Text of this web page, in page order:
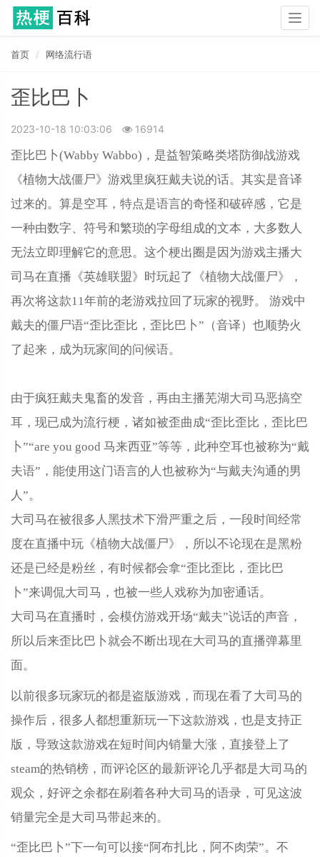
首页 网络流行语
歪比巴卜
2023-10-18 10:03:06 16914
歪比巴卜(Wabby Wabbo)，是益智策略类塔防御战游戏
《植物大战僵尸》游戏里疯狂戴夫说的话。其实是音译
过来的。算是空耳，特点是语言的奇怪和破碎感，它是
一种由数字、符号和繁琐的字母组成的文本，大多数人
无法立即理解它的意思。这个梗出圈是因为游戏主播大
司马在直播《英雄联盟》时玩起了《植物大战僵尸》，
再次将这款11年前的老游戏拉回了玩家的视野。 游戏中
戴夫的僵尸语“歪比歪比，歪比巴卜”（音译）也顺势火
了起来，成为玩家间的问候语。
由于疯狂戴夫鬼畜的发音，再由主播芜湖大司马恶搞空
耳，现已成为流行梗，诸如被歪曲成“歪比歪比，歪比巴
卜”“are you good 马来西亚”等等，此种空耳也被称为“戴
夫语”，能使用这门语言的人也被称为“与戴夫沟通的男
人”。
大司马在被很多人黑技术下滑严重之后，一段时间经常
度在直播中玩《植物大战僵尸》，所以不论现在是黑粉
还是已经是粉丝，有时候都会拿“歪比歪比，歪比巴
卜”来调侃大司马，也被一些人戏称为加密通话。
大司马在直播时，会模仿游戏开场“戴夫”说话的声音，
所以后来歪比巴卜就会不断出现在大司马的直播弹幕里
面。
以前很多玩家玩的都是盗版游戏，而现在看了大司马的
操作后，很多人都想重新玩一下这款游戏，也是支持正
版，导致这款游戏在短时间内销量大涨，直接登上了
steam的热销榜，而评论区的最新评论几乎都是大司马的
观众，好评之余都在刷着各种大司马的语录，可见这波
销量完全是大司马带起来的。
“歪比巴卜”下一句可以接“阿布扎比，阿不肉荣”。不